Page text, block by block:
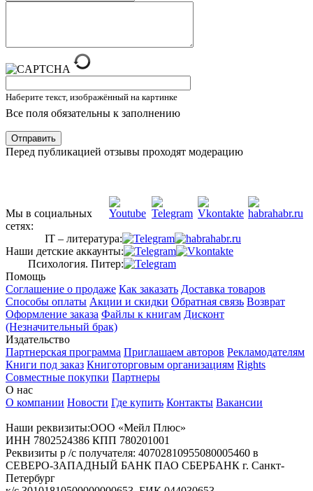
Наберите текст, изображённый на картинке
Все поля обязательны к заполнению
Отправить
Перед публикацией отзывы проходят модерацию
Мы в социальных
сетях:
IT – литература:
Наши детские аккаунты:
Психология. Питер:
Помощь
Соглашение о продаже Как заказать Доставка товаров
Способы оплаты Акции и скидки Обратная связь Возврат
Оформление заказа Файлы к книгам Дисконт
(Незначительный брак)
Издательство
Партнерская программа Приглашаем авторов Рекламодателям
Книги под заказ Книготорговым организациям Rights
Совместные покупки Партнеры
О нас
О компании Новости Где купить Контакты Вакансии
Наши реквизиты:ООО «Мейл Плюс»
ИНН 7802524386 КПП 780201001
Реквизиты р /с получателя: 40702810955080005460 в
СЕВЕРО-ЗАПАДНЫЙ БАНК ПАО СБЕРБАНК г. Санкт-
Петербург